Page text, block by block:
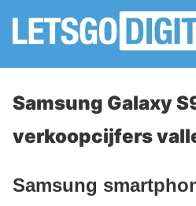
Samsung Galaxy
verkoopcijfers
Samsung